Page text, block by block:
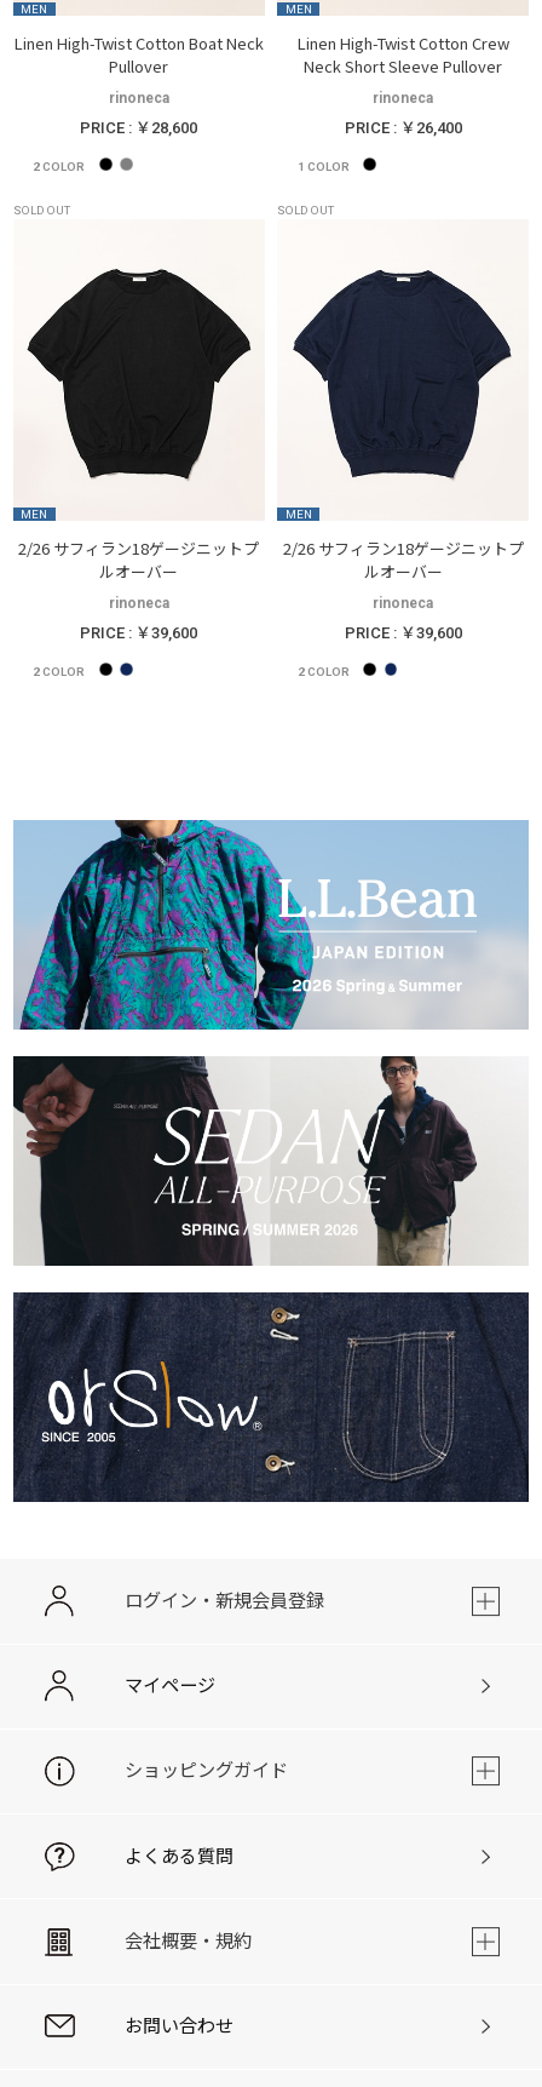
MEN
Linen High-Twist Cotton Boat Neck
Pullover
rinoneca
PRICE : ￥28,600
2COLOR
MEN
Linen High-Twist Cotton Crew
Neck Short Sleeve Pullover
rinoneca
PRICE : ￥26,400
1 COLOR
SOLD OUT
MEN
2/26 サフィラン18ゲージニットプ
ルオーバー
rinoneca
PRICE : ￥39,600
2COLOR
SOLD OUT
MEN
2/26 サフィラン18ゲージニットプ
ルオーバー
rinoneca
PRICE : ￥39,600
2COLOR
ログイン・新規会員登録
マイページ
ショッピングガイド
よくある質問
会社概要・規約
お問い合わせ